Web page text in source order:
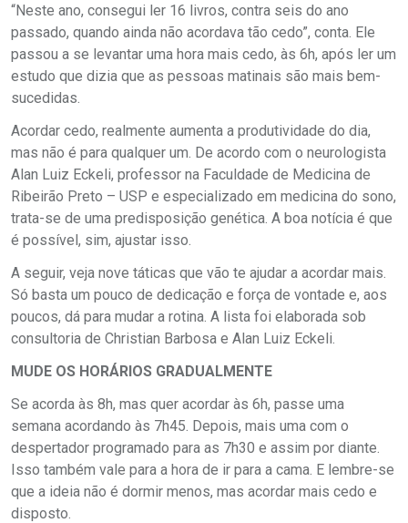
“Neste ano, consegui ler 16 livros, contra seis do ano
passado, quando ainda não acordava tão cedo”, conta. Ele
passou a se levantar uma hora mais cedo, às 6h, após ler um
estudo que dizia que as pessoas matinais são mais bem-
sucedidas.
Acordar cedo, realmente aumenta a produtividade do dia,
mas não é para qualquer um. De acordo com o neurologista
Alan Luiz Eckeli, professor na Faculdade de Medicina de
Ribeirão Preto – USP e especializado em medicina do sono,
trata-se de uma predisposição genética. A boa notícia é que
é possível, sim, ajustar isso.
A seguir, veja nove táticas que vão te ajudar a acordar mais.
Só basta um pouco de dedicação e força de vontade e, aos
poucos, dá para mudar a rotina. A lista foi elaborada sob
consultoria de Christian Barbosa e Alan Luiz Eckeli.
MUDE OS HORÁRIOS GRADUALMENTE
Se acorda às 8h, mas quer acordar às 6h, passe uma
semana acordando às 7h45. Depois, mais uma com o
despertador programado para as 7h30 e assim por diante.
Isso também vale para a hora de ir para a cama. E lembre-se
que a ideia não é dormir menos, mas acordar mais cedo e
disposto.